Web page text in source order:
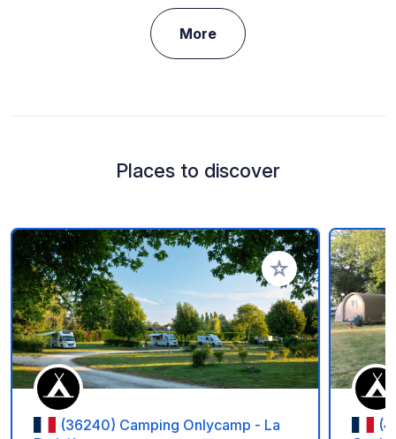
More
Places to discover
Add to your
(36240) Camping Onlycamp - La